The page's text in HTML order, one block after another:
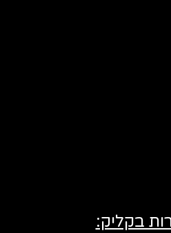
בקליק: